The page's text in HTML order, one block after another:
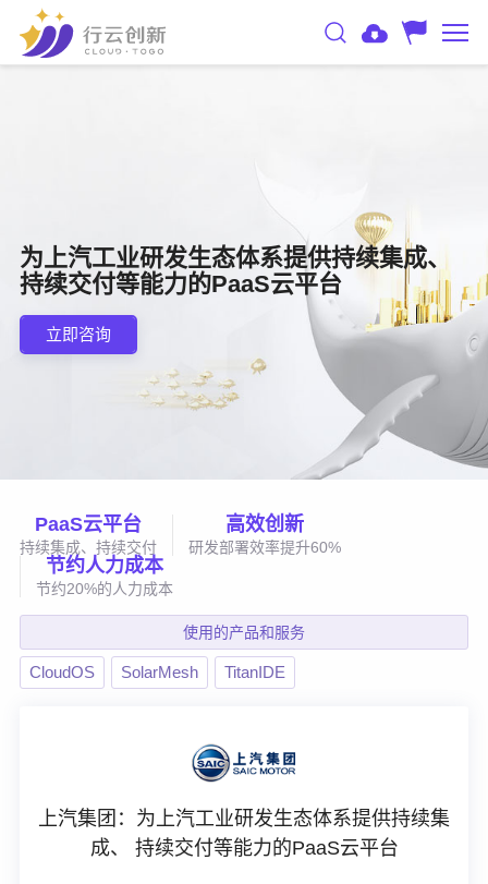
为上汽工业研发生态体系提供持续集成、
持续交付等能力的PaaS云平台
立即咨询
PaaS云平台
持续集成、持续交付
高效创新
研发部署效率提升60%
节约人力成本
节约20%的人力成本
使用的产品和服务
CloudOS SolarMesh TitanIDE
上汽集团：为上汽工业研发生态体系提供持续集
成、 持续交付等能力的PaaS云平台